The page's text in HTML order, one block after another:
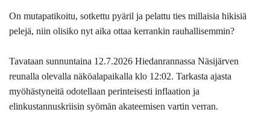
On mutapatikoitu, sotkettu pyäril ja pelattu ties millaisia hikisiä
pelejä, niin olisiko nyt aika ottaa kerrankin rauhallisemmin?
Tavataan sunnuntaina 12.7.2026 Hiedanrannassa Näsijärven
reunalla olevalla näköalapaikalla klo 12:02. Tarkasta ajasta
myöhästyneitä odotellaan perinteisesti inflaation ja
elinkustannuskriisin syömän akateemisen vartin verran.